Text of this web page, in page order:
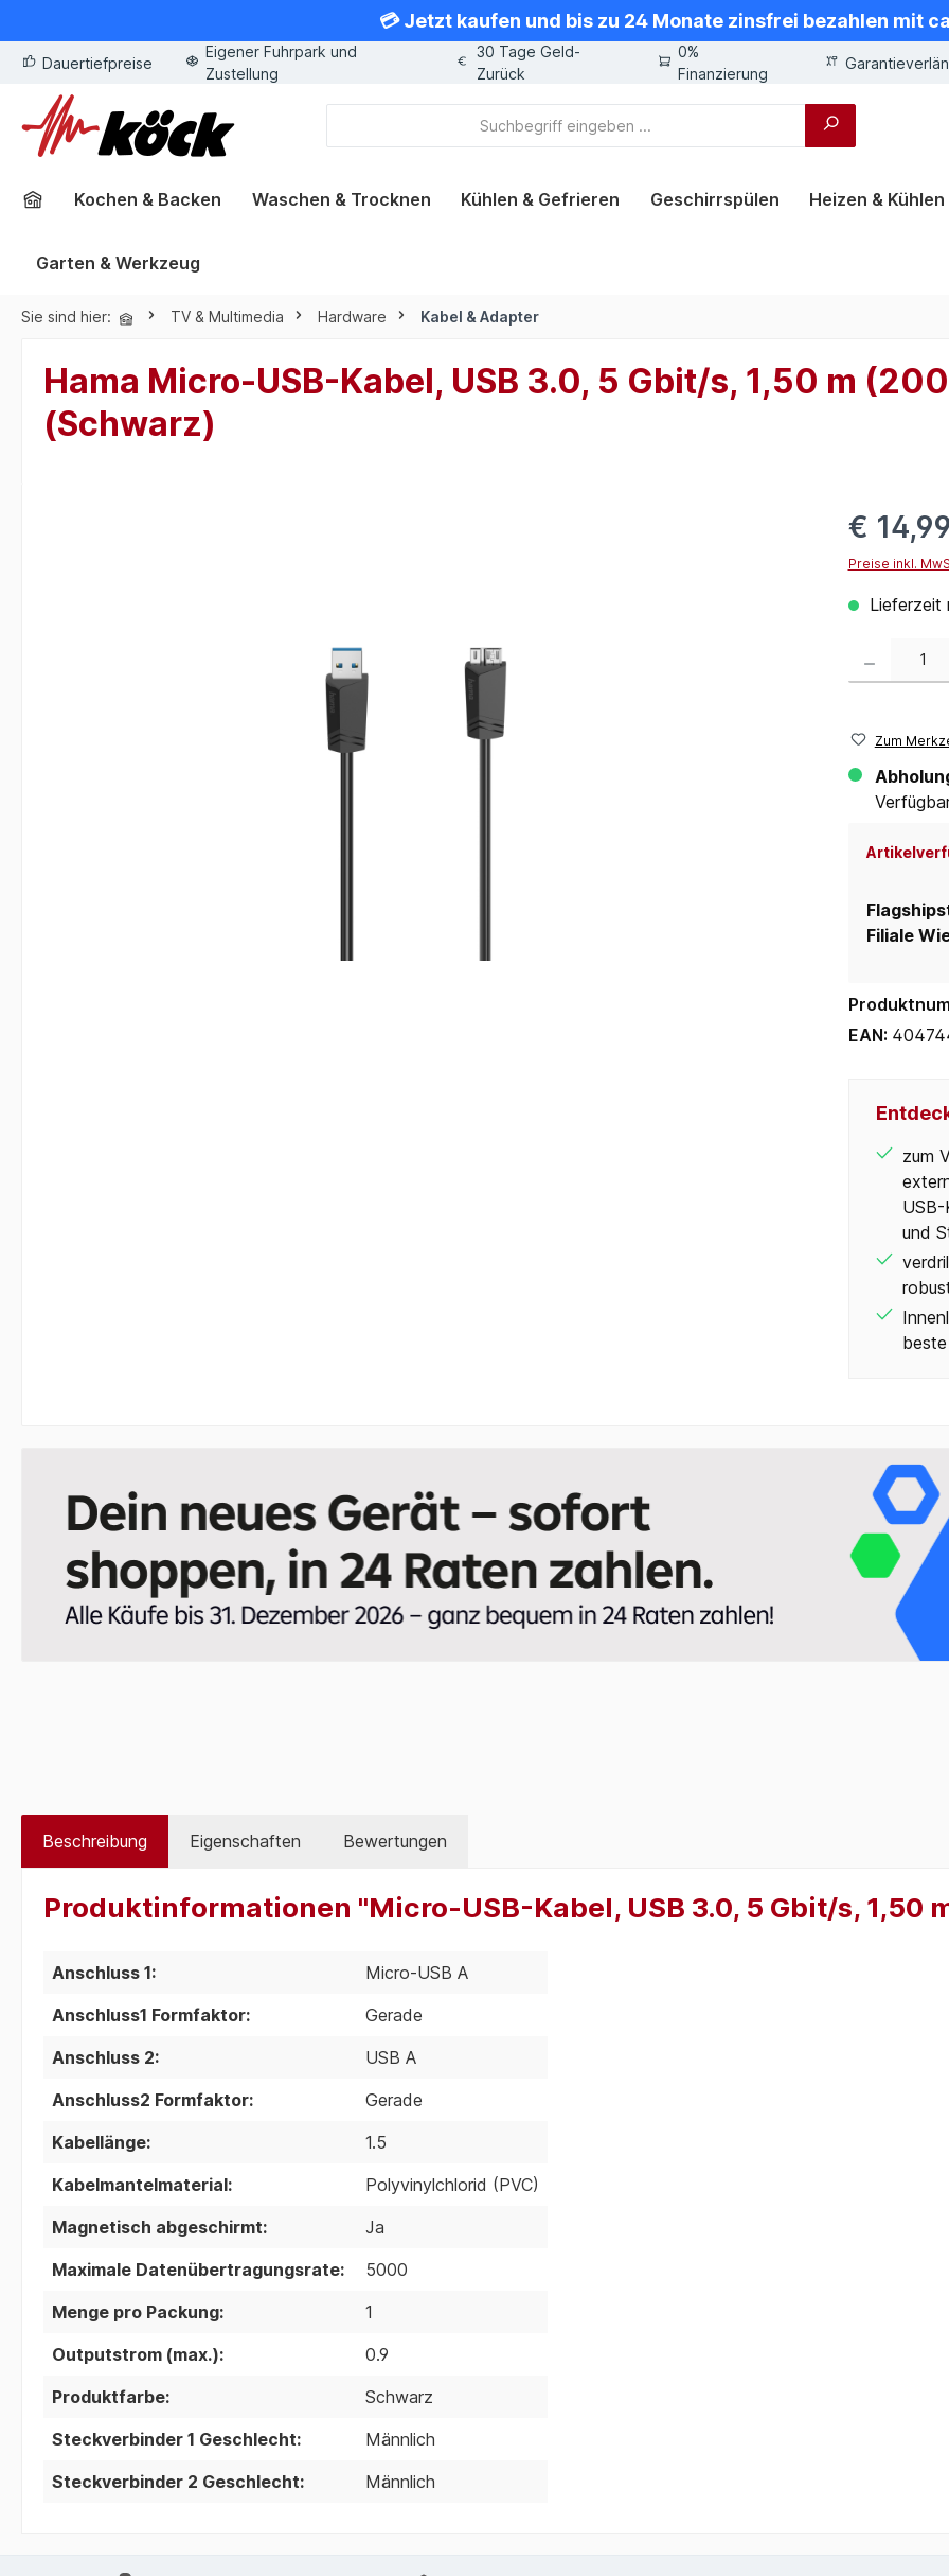
💳 Jetzt kaufen und bis zu 24 Monate zinsfrei bezahlen mit
Dauertiefpreise
Eigener Fuhrpark und
Zustellung
30 Tage Geld-
Zurück
0%
Finanzierung
Kochen & Backen Waschen & Trocknen Kühlen & Gefrieren Geschirrspülen Heizen & Kühlen
Garten & Werkzeug
Sie sind hier: TV & Multimedia Hardware Kabel & Adapter
Hama Micro-USB-Kabel, USB 3.0, 5 Gbit/s, 1,50 m
(Schwarz)
€
Preise inkl.
Lieferzeit
Zum
Filiale
EAN:
zum
USB-
und
Beschreibung Eigenschaften Bewertungen
Produktinformationen "Micro-USB-Kabel, USB 3.0, 5 Gbit/s, 1,50
Anschluss 1:
Micro-USB A
Anschluss1 Formfaktor:
Gerade
Anschluss 2:
USB A
Anschluss2 Formfaktor:
Gerade
Kabellänge:
1.5
Kabelmantelmaterial:
Polyvinylchlorid (PVC)
Magnetisch abgeschirmt:
Ja
Maximale Datenübertragungsrate:
5000
Menge pro Packung:
1
Outputstrom (max.):
0.9
Produktfarbe:
Schwarz
Steckverbinder 1 Geschlecht:
Männlich
Steckverbinder 2 Geschlecht:
Männlich